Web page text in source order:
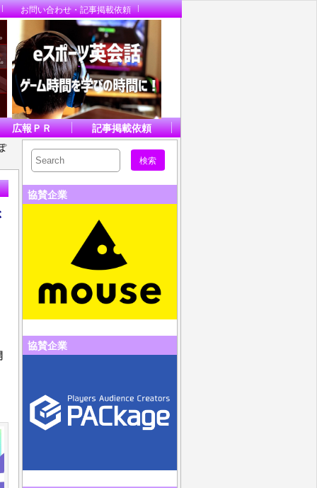
お問い合わせ・記事掲載依頼
広報ＰＲ
記事掲載依頼
協賛企業
協賛企業